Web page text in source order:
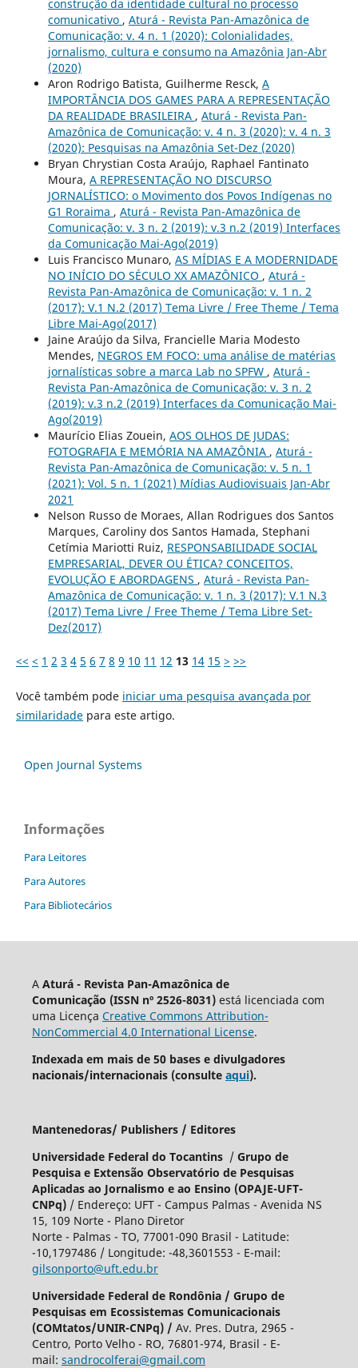
construção da identidade cultural no processo
comunicativo , Aturá - Revista Pan-Amazônica de
Comunicação: v. 4 n. 1 (2020): Colonialidades,
jornalismo, cultura e consumo na Amazônia Jan-Abr
(2020)
Aron Rodrigo Batista, Guilherme Resck, A
IMPORTÂNCIA DOS GAMES PARA A REPRESENTAÇÃO
DA REALIDADE BRASILEIRA , Aturá - Revista Pan-
Amazônica de Comunicação: v. 4 n. 3 (2020): v. 4 n. 3
(2020): Pesquisas na Amazônia Set-Dez (2020)
Bryan Chrystian Costa Araújo, Raphael Fantinato
Moura, A REPRESENTAÇÃO NO DISCURSO
JORNALÍSTICO: o Movimento dos Povos Indígenas no
G1 Roraima , Aturá - Revista Pan-Amazônica de
Comunicação: v. 3 n. 2 (2019): v.3 n.2 (2019) Interfaces
da Comunicação Mai-Ago(2019)
Luis Francisco Munaro, AS MÍDIAS E A MODERNIDADE
NO INÍCIO DO SÉCULO XX AMAZÔNICO , Aturá -
Revista Pan-Amazônica de Comunicação: v. 1 n. 2
(2017): V.1 N.2 (2017) Tema Livre / Free Theme / Tema
Libre Mai-Ago(2017)
Jaine Araújo da Silva, Francielle Maria Modesto
Mendes, NEGROS EM FOCO: uma análise de matérias
jornalísticas sobre a marca Lab no SPFW , Aturá -
Revista Pan-Amazônica de Comunicação: v. 3 n. 2
(2019): v.3 n.2 (2019) Interfaces da Comunicação Mai-
Ago(2019)
Maurício Elias Zouein, AOS OLHOS DE JUDAS:
FOTOGRAFIA E MEMÓRIA NA AMAZÔNIA , Aturá -
Revista Pan-Amazônica de Comunicação: v. 5 n. 1
(2021): Vol. 5 n. 1 (2021) Mídias Audiovisuais Jan-Abr
2021
Nelson Russo de Moraes, Allan Rodrigues dos Santos
Marques, Caroliny dos Santos Hamada, Stephani
Cetímia Mariotti Ruiz, RESPONSABILIDADE SOCIAL
EMPRESARIAL, DEVER OU ÉTICA? CONCEITOS,
EVOLUÇÃO E ABORDAGENS , Aturá - Revista Pan-
Amazônica de Comunicação: v. 1 n. 3 (2017): V.1 N.3
(2017) Tema Livre / Free Theme / Tema Libre Set-
Dez(2017)
<< < 1 2 3 4 5 6 7 8 9 10 11 12 13 14 15 > >>
Você também pode iniciar uma pesquisa avançada por
similaridadepara este artigo.
Open Journal Systems
Informações
Para Leitores
Para Autores
Para Bibliotecários
A Aturá - Revista Pan-Amazônica de
Comunicação (ISSN nº 2526-8031)está licenciada com
uma Licença Creative Commons Attribution-
NonCommercial 4.0 International License.
Indexada em mais de 50 bases e divulgadores
nacionais/internacionais (consulte aqui).
Mantenedoras/ Publishers / Editores
Universidade Federal do Tocantins/ Grupo de
Pesquisa e Extensão Observatório de Pesquisas
Aplicadas ao Jornalismo e ao Ensino (OPAJE-UFT-
CNPq)/ Endereço: UFT - Campus Palmas - Avenida NS
15, 109 Norte - Plano Diretor
Norte - Palmas - TO, 77001-090 Brasil - Latitude:
-10,1797486 / Longitude: -48,3601553 - E-mail:
gilsonporto@uft.edu.br
Universidade Federal de Rondônia / Grupo de
Pesquisas em Ecossistemas Comunicacionais
(COMtatos/UNIR-CNPq) / Av. Pres. Dutra, 2965 -
Centro, Porto Velho - RO, 76801-974, Brasil - E-
mail: sandrocolferai@gmail.com